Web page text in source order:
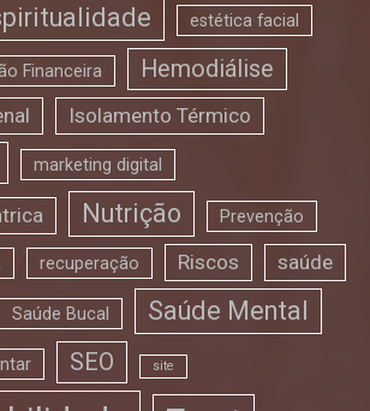
estética facial
Financeira Hemodiálise
Isolamento Térmico
marketing digital
Nutrição Prevenção
recuperação Riscos saúde
Saúde Bucal Saúde Mental
SEO site